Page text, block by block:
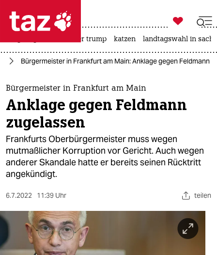
 taz zahl ich
taz zahl ich
themen
politik
öko
gesellschaft
kultur
sport
berlin
nord

taz zahl ich
usa unter trump katzen landtagswahl in
Bürgermeister in Frankfurt am Main: Anklage gegen Feldmann
Bürgermeister in Frankfurt am Main
Anklage gegen Feldmann
zugelassen
Frankfurts Oberbürgermeister muss wegen
mutmaßlicher Korruption vor Gericht. Auch wegen
anderer Skandale hatte er bereits seinen Rücktritt
angekündigt.
6.7.2022 11:39 Uhr teilen